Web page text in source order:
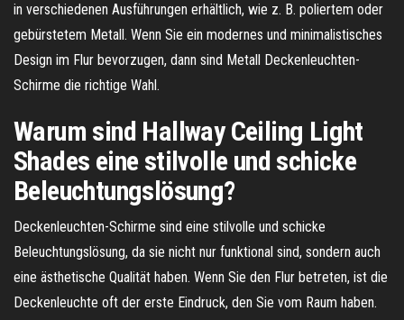
in verschiedenen Ausführungen erhältlich, wie z. B. poliertem oder
gebürstetem Metall. Wenn Sie ein modernes und minimalistisches
Design im Flur bevorzugen, dann sind Metall Deckenleuchten-
Schirme die richtige Wahl.
Warum sind Hallway Ceiling Light
Shades eine stilvolle und schicke
Beleuchtungslösung?
Deckenleuchten-Schirme sind eine stilvolle und schicke
Beleuchtungslösung, da sie nicht nur funktional sind, sondern auch
eine ästhetische Qualität haben. Wenn Sie den Flur betreten, ist die
Deckenleuchte oft der erste Eindruck, den Sie vom Raum haben.